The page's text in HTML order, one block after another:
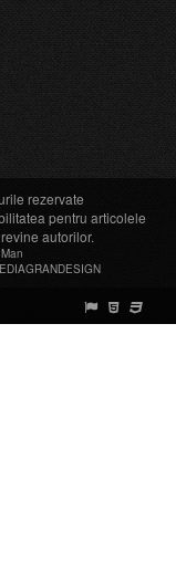
rezervate
pentru articolele
autorilor.